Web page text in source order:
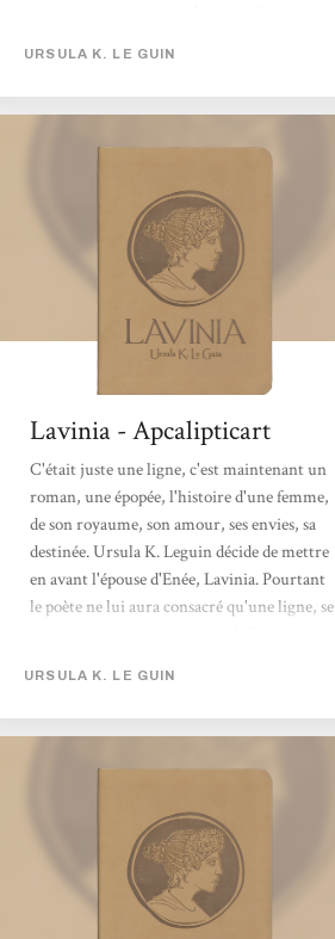
divers et variés. Alors quand on se place du
côté des Latins en Italie, que les dieux sont
restés loin derrière avec l'Énéide et la Guerre
URSULA K. LE GUIN
Lavinia - Apcalipticart
C'était juste une ligne, c'est maintenant un
roman, une épopée, l'histoire d'une femme,
de son royaume, son amour, ses envies, sa
destinée. Ursula K. Leguin décide de mettre
en avant l'épouse d'Enée, Lavinia. Pourtant
le poète ne lui aura consacré qu'une ligne, se
dans un royaume aux changements
constant. Pris entre les Guerre, les Dieux et
les Oracles, se forge le destin d'une femme.
URSULA K. LE GUIN